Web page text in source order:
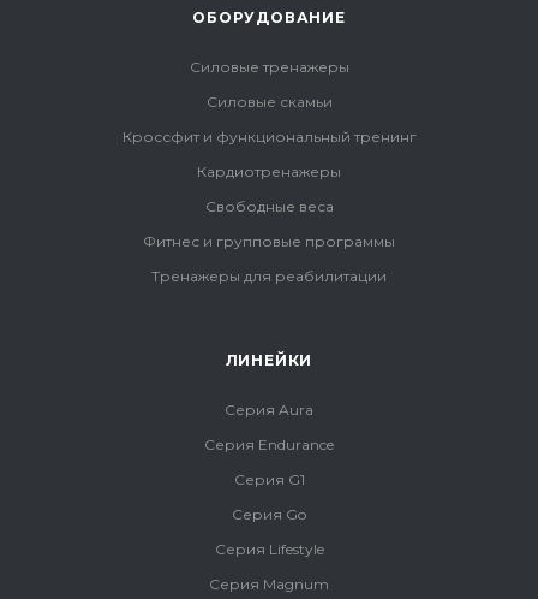
ОБОРУДОВАНИЕ
Силовые тренажеры
Силовые скамьи
Кроссфит и функциональный тренинг
Кардиотренажеры
Свободные веса
Фитнес и групповые программы
Тренажеры для реабилитации
ЛИНЕЙКИ
Серия Aura
Серия Endurance
Серия G1
Серия Go
Серия Lifestyle
Серия Magnum